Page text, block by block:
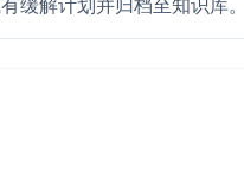
缓解计划并归档至知识库。